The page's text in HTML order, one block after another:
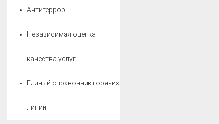
Антитеррор
Независимая оценка
качества услуг
Единый справочник горячих
линий